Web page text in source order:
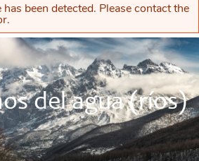
been detected. Please contact the
del agua (ríos)